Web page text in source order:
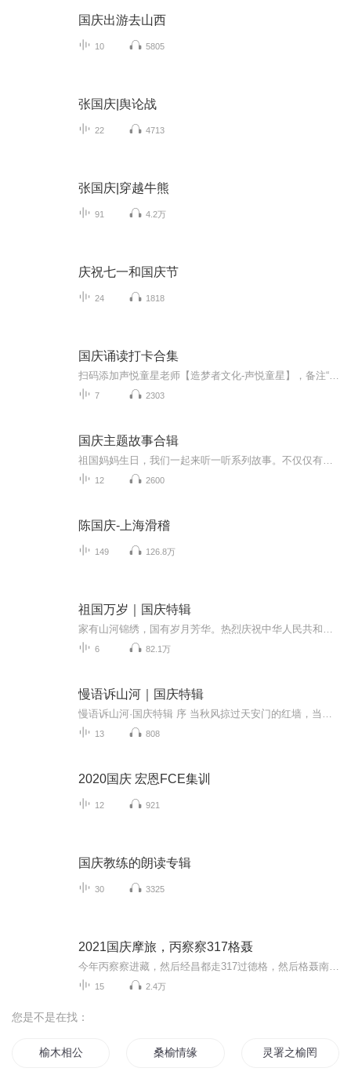
国庆出游去山西
10 5805
张国庆|舆论战
22 4713
张国庆|穿越牛熊
91 4.2万
庆祝七一和国庆节
24 1818
国庆诵读打卡合集
7 2303
国庆主题故事合辑
12 2600
陈国庆-上海滑稽
149 126.8万
祖国万岁｜国庆特辑
6 82.1万
慢语诉山河｜国庆特辑
13 808
2020国庆 宏恩FCE集训
12 921
国庆教练的朗读专辑
30 3325
2021国庆摩旅，丙察察317格聂
15 2.4万
您是不是在找：
榆木相公 桑榆情缘 灵署之榆罔传